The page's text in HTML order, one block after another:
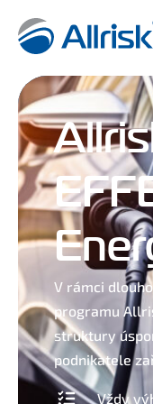
V rámci
programu
struktury
podnikatele
Vždy